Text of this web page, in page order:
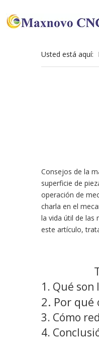
Usted está aquí:
Consejos de la
superficie de
operación de
charla en el
la vida útil de las
este artículo,
Tabla
1. Qué son
2. Por qué
3. Cómo
4.